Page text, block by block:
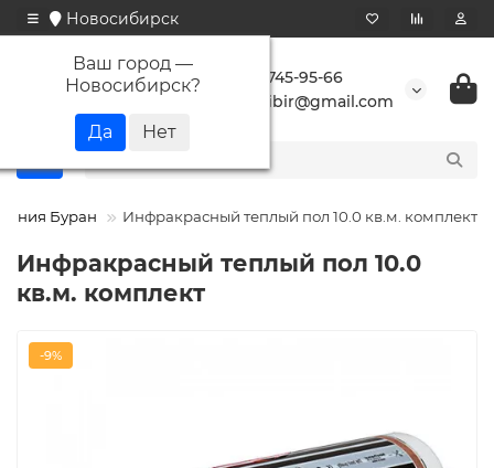
Новосибирск
Ваш город —
Новосибирск?
+7 923 745-95-66
buransibir@gmail.com
Буран Инфракрасный теплый пол 10.0 кв.м. комплект
Инфракрасный теплый пол 10.0
кв.м. комплект
-9%